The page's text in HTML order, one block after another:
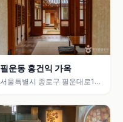
필운동 홍건익 가옥
서울특별시 종로구 필운대로1길